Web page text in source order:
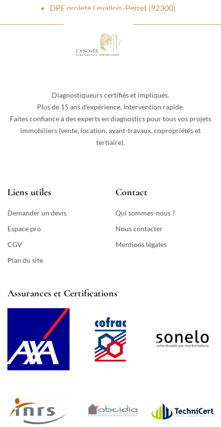
DPE projeté Levallois-Perret (92300)
Diagnostiqueurs certifiés et impliqués.
Plus de 15 ans d’expérience. Intervention rapide.
Faites confiance à des experts en diagnostics pour tous vos projets
immobiliers (vente, location, avant-travaux, copropriétés et
tertiaire).
Liens utiles
Demander un devis
Espace pro
CGV
Plan du site
Contact
Qui sommes-nous ?
Nous contacter
Mentions légales
Assurances et Certifications